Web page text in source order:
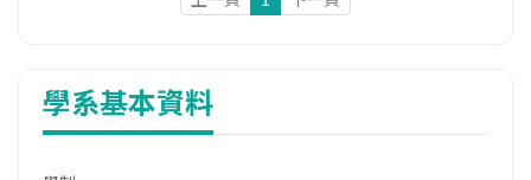
學系基本資料